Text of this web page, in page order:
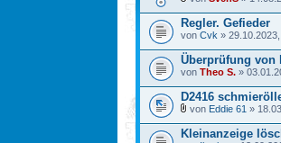
Regler. Gefieder
von Cvk »
Überprüfung von
von Theo S. »
D2416
von Eddie 61 »
Kleinanzeige